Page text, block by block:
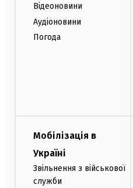
Відеоновини
Аудіоновини
Погода
Мобілізація в
Україні
Звільнення з військової
служби